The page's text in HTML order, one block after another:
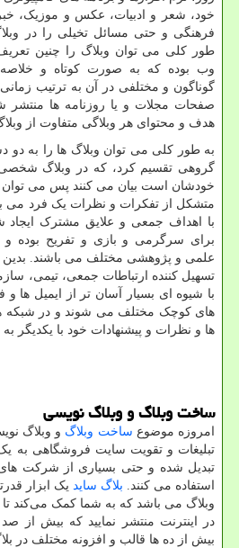
خود، شعر و ادبیات، عکس و موزیک،
فرهنگی و حتی مسائل تخیلی را در
طور کلی می توان وبلاگ را چنین
وب بوده که به صورت کوتاه و
گوناگون و مختلفی در آن به ترتیب
صفحات مجلات و یا روزنامه ها
هدف و محتوای هر وبلاگی متفاوت از
به طور کلی می توان وبلاگ ها را به
گروهی تقسیم کرد، که در وبلاگ شخصی
خودشان است بیان می کنند پس می
متشکل از تفکرات و نظرات یک فرد می
با اهداف جمعی و علایق مشترک ایجاد
برای سرگرمی و بازی و تفریح بوده
علمی و پژوهشی مختلف می باشند. بدین
تسهیل کننده ارتباطات جمعی، تیمی،
با شیوه ای بسیار آسان تر از ایمیل ها و
های کوچک مختلف می شوند و در شبکه
ها و نظرات و پیشنهادات خود با یکدیگر
ساخت وبلاگ و وبلاگ نویسی
امروزه موضوع ساخت وبلاگ و وبلاگ
تبلیغات و تقویت سایت فروشگاهی به
تبدیل شده و حتی بسیاری از شرکت های
استفاده می کنند. بلاگ ساید یک ابزار
وبلاگ می باشد که به شما کمک می‌کند
در اینترنت منتشر نمایید که بیش از
بیش از ده ها قالب و افزونه مختلف در